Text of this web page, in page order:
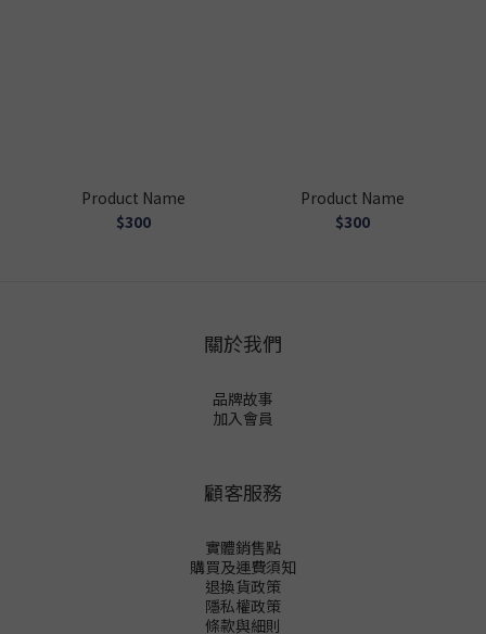
Product Name
$300
Product Name
$300
關於我們
品牌故事
加入會員
顧客服務
實體銷售點
購買及運費須知
退換貨政策
隱私權政策
條款與細則